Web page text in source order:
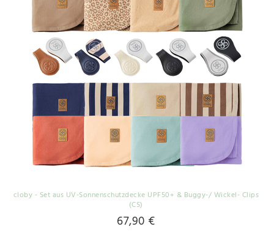
cloby - Set aus UV-Sonnenschutzdecke UPF50+ & Buggy-/ Wickel- Clips
(CS)
67,90 €